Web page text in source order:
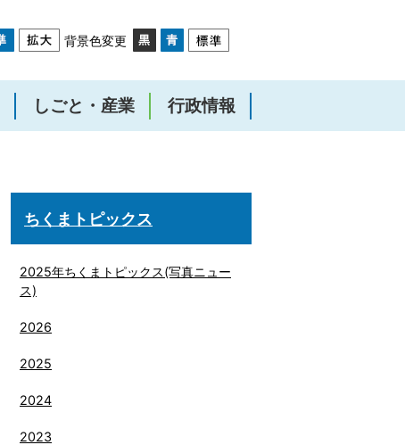
背景色変更
しごと・産業 行政情報
ちくまトピックス
2025年ちくまトピックス(写真ニュー
ス)
2026
2025
2024
2023